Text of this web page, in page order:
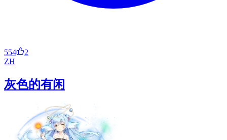
554
2
ZH
灰色的有闲